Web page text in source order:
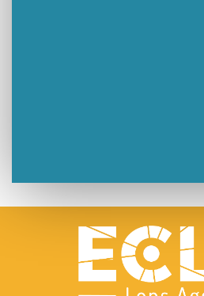
Le Carnavélo 2025 a illuminé Lons-le-Saunier !
Travaux de raccordement de la nouvelle
La passerelle de la Guiche du Parc des Bains a